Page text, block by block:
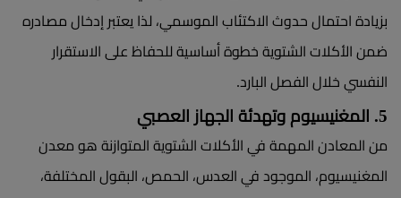
بزيادة احتمال حدوث الاكتئاب الموسمي، لذا يعتبر إدخال مصادره
ضمن الأكلات الشتوية خطوة أساسية للحفاظ على الاستقرار
النفسي خلال الفصل البارد.
5. المغنيسيوم وتهدئة الجهاز العصبي
من المعادن المهمة في الأكلات الشتوية المتوازنة هو معدن
المغنيسيوم، الموجود في العدس، الحمص، البقول المختلفة،